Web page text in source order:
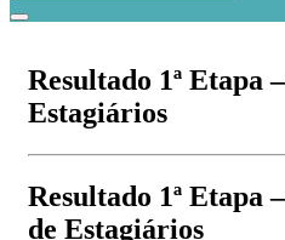
Resultado 1ª Etapa
Estagiários
Resultado 1ª Etapa
de Estagiários